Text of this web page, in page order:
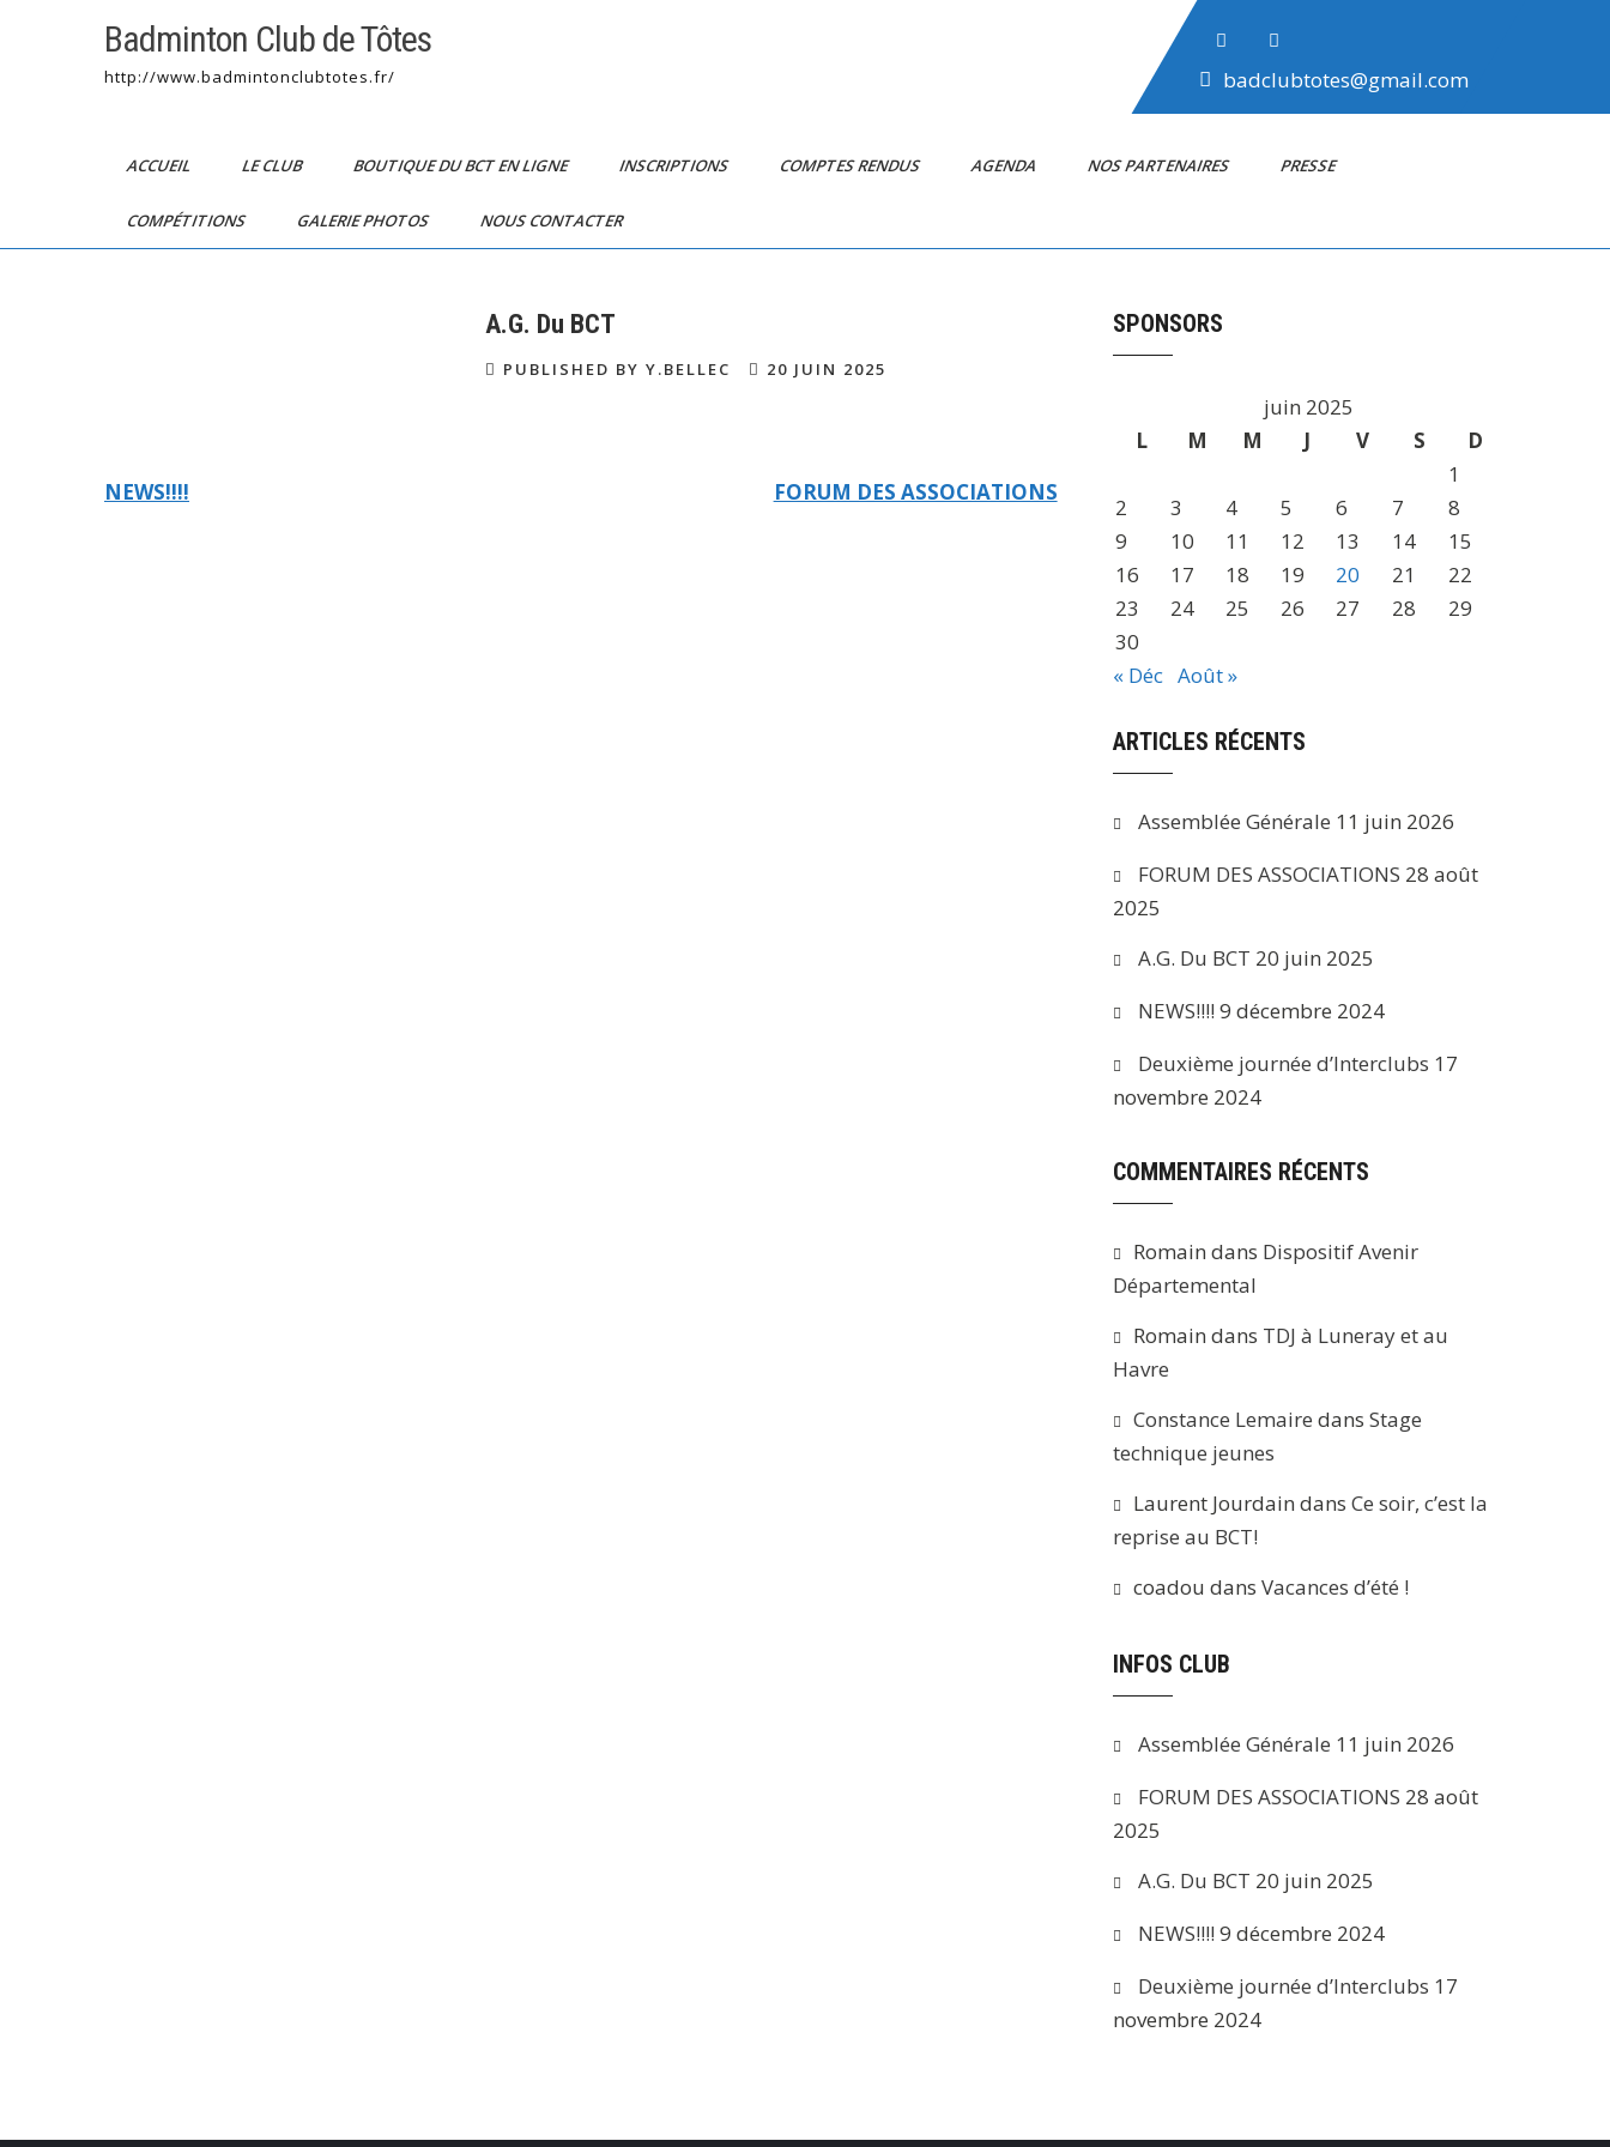
Badminton Club de Tôtes
http://www.badmintonclubtotes.fr/ badclubtotes@gmail.com
ACCUEIL LE CLUB BOUTIQUE DU BCT EN LIGNE INSCRIPTIONS COMPTES RENDUS AGENDA NOS PARTENAIRES PRESSE
COMPÉTITIONS GALERIE PHOTOS NOUS CONTACTER
A.G. Du BCT
PUBLISHED BY Y.BELLEC 20 JUIN 2025
Navigation
NEWS!!!! FORUM DES ASSOCIATIONS
SPONSORS
juin 2025
L
M M J V S
D
1
2
3 4 5 6 7
8
9
10 11 12 13 14
15
16
17 18 19 20 21
22
23
24 25 26 27 28
29
30
« Déc Août »
ARTICLES RÉCENTS
Assemblée Générale 11 juin 2026
FORUM DES ASSOCIATIONS 28 août
2025
A.G. Du BCT 20 juin 2025
NEWS!!!! 9 décembre 2024
Deuxième journée d’Interclubs 17
novembre 2024
COMMENTAIRES RÉCENTS
Romain dans Dispositif Avenir
Départemental
Romain dans TDJ à Luneray et au
Havre
Constance Lemaire dansStage
technique jeunes
Laurent Jourdain dansCe soir, c’est la
reprise au BCT!
coadou dansVacances d’été !
INFOS CLUB
Assemblée Générale 11 juin 2026
FORUM DES ASSOCIATIONS 28 août
2025
A.G. Du BCT 20 juin 2025
NEWS!!!! 9 décembre 2024
Deuxième journée d’Interclubs 17
novembre 2024